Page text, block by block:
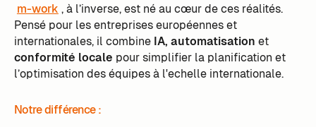
m-work , à l’inverse, est né au cœur de ces réalités.
Pensé pour les entreprises européennes et
internationales, il combine IA, automatisation et
conformité locale pour simplifier la planification et
l’optimisation des équipes à l'echelle internationale.
Notre différence :